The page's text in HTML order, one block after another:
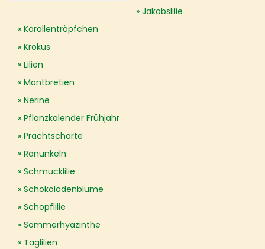
Jakobslilie
Korallentröpfchen
Krokus
Lilien
Montbretien
Nerine
Pflanzkalender Frühjahr
Prachtscharte
Ranunkeln
Schmucklilie
Schokoladenblume
Schopflilie
Sommerhyazinthe
Taglilien